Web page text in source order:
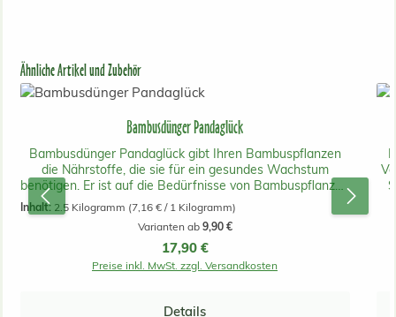
Produktgalerie überspringen
Ähnliche Artikel und Zubehör
Bambusdünger Pandaglück
Bambusdünger Pandaglück gibt Ihren Bambuspflanzen
die Nährstoffe, die sie für ein gesundes Wachstum
benötigen. Er ist auf die Bedürfnisse von Bambuspflanzen
abgestimmt. Durch Düngung erreichen die Pflanzen eine
bessere Winterhärte, Vitalität, ein maximales Wachstum
und die Bambuspflanzen produzieren schneller dicke
Halme. Der Dünger enthält das für den Bambus so
wichtige Silizium in feinster Form, so wie alle wichtigen
Die 1. Düngung erfolgt im zeitigen Frühjahr (ab Mitte
Inhalt: 2.5 Kilogramm (7,16 € / 1 Kilogramm)
Varianten ab9,90 €
Regulärer Preis:
17,90 €
Preise inkl. MwSt. zzgl. Versandkosten
Details